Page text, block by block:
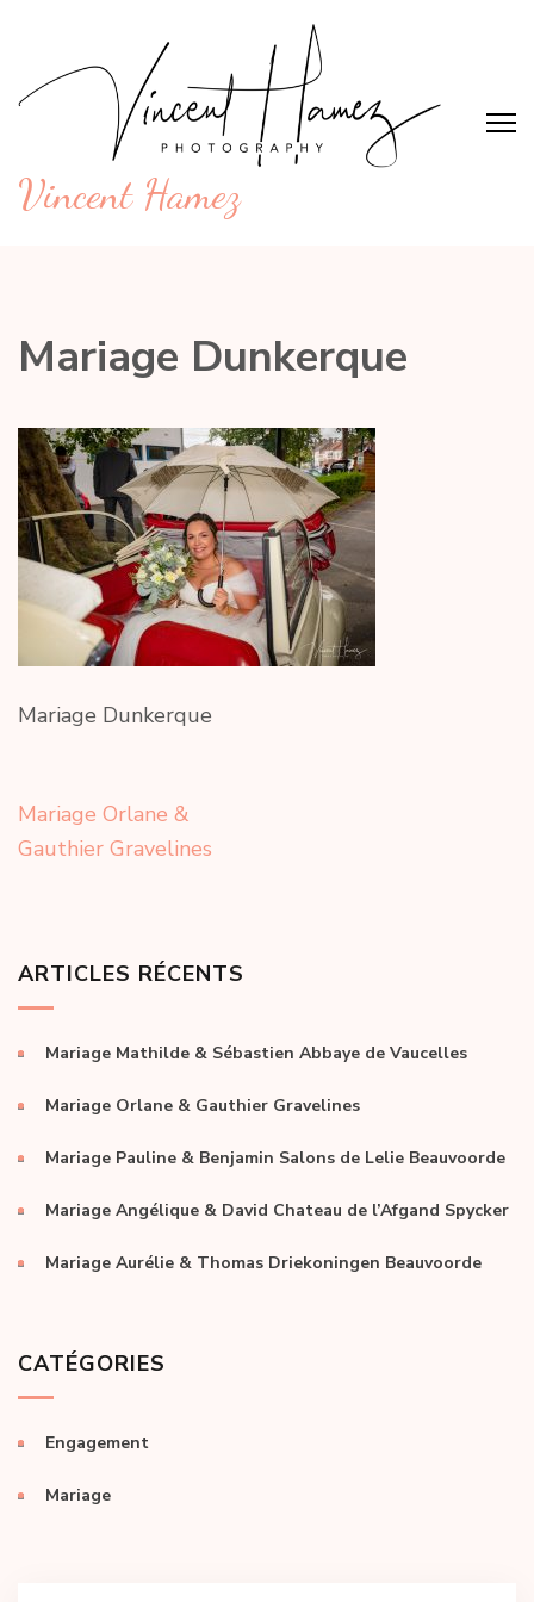
contenu
Vincent Hamez
Mariage Dunkerque
Mariage Dunkerque
Navigation
de
Mariage Orlane &
Gauthier Gravelines
ARTICLES RÉCENTS
Mariage Mathilde & Sébastien Abbaye de Vaucelles
Mariage Orlane & Gauthier Gravelines
Mariage Pauline & Benjamin Salons de Lelie Beauvoorde
Mariage Angélique & David Chateau de l’Afgand Spycker
Mariage Aurélie & Thomas Driekoningen Beauvoorde
CATÉGORIES
Engagement
Mariage